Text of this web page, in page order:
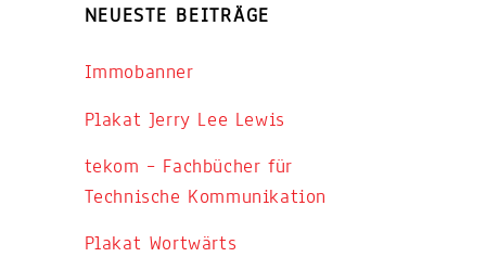
NEUESTE BEITRÄGE
Immobanner
Plakat Jerry Lee Lewis
tekom – Fachbücher für
Technische Kommunikation
Plakat Wortwärts